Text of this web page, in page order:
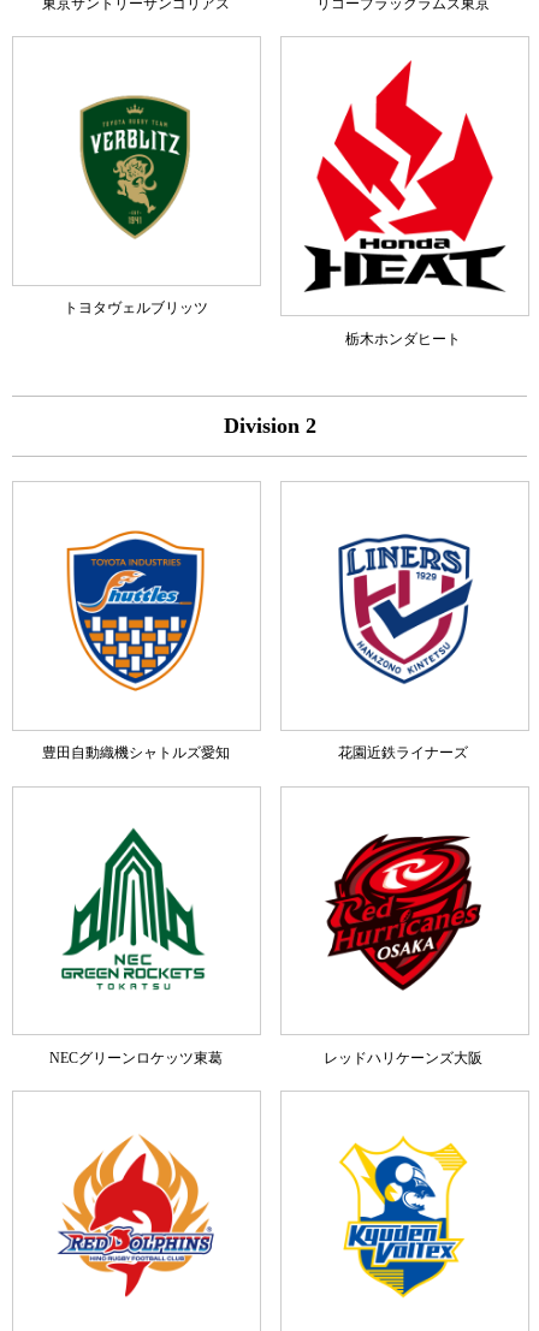
東京サントリーサンゴリアス リコーブラックラムズ東京
トヨタヴェルブリッツ
栃木ホンダヒート
Division 2
豊田自動織機シャトルズ愛知 花園近鉄ライナーズ
NECグリーンロケッツ東葛 レッドハリケーンズ大阪